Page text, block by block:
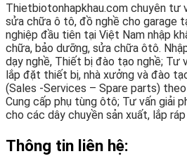
Thietbiotonhapkhau.com chuyên tư
sửa chữa ô tô, đồ nghề cho garage
nghiệp đầu tiên tại Việt Nam nhập
chữa, bảo dưỡng, sửa chữa ôtô.
dạy nghề, Thiết bị đào tạo nghề; Tư
lắp đặt thiết bị, nhà xưởng và đào
(Sales -Services – Spare parts)
Cung cấp phụ tùng ôtô; Tư vấn giải
cho các dây chuyền sản xuất, lắp
Thông tin liên hệ: